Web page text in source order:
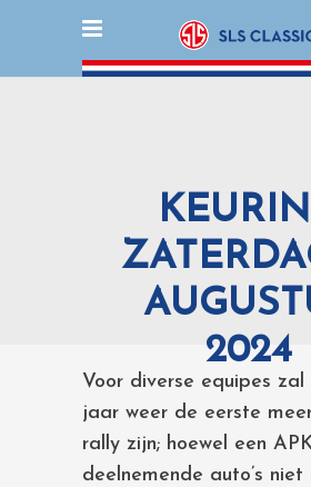
2024
Voor diverse equipes zal
jaar weer de eerste
rally zijn; hoewel een
deelnemende auto’s niet